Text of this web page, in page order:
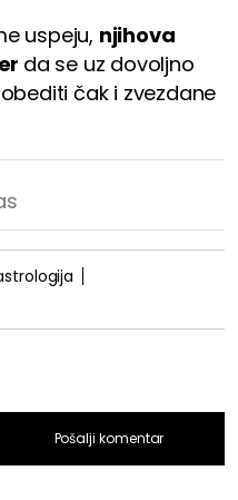
uspeju, njihova
da se uz dovoljno
čak i zvezdane
Pošalji komentar